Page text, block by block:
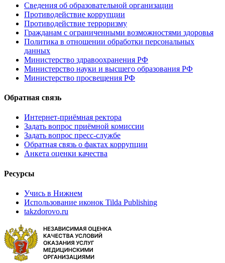
Сведения об образовательной организации
Противодействие коррупции
Противодействие терроризму
Гражданам с ограниченными возможностями здоровья
Политика в отношении обработки персональных
данных
Министерство здравоохранения РФ
Министерство науки и высшего образования РФ
Министерство просвещения РФ
Обратная связь
Интернет-приёмная ректора
Задать вопрос приёмной комиссии
Задать вопрос пресс-службе
Обратная связь о фактах коррупции
Анкета оценки качества
Ресурсы
Учись в Нижнем
Использование иконок Tilda Publishing
takzdorovo.ru